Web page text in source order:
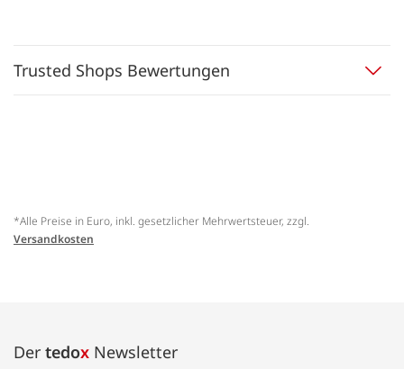
Trusted Shops Bewertungen
*Alle Preise in Euro, inkl. gesetzlicher Mehrwertsteuer, zzgl.
Versandkosten
Der tedox Newsletter